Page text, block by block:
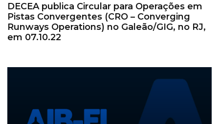
DECEA publica Circular para Operações em
Pistas Convergentes (CRO – Converging
Runways Operations) no Galeão/GIG, no RJ,
em 07.10.22